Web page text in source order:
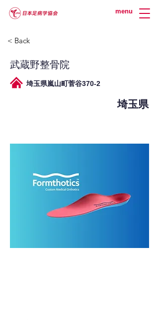
menu
< Back
武蔵野整骨院
埼玉県嵐山町菅谷370-2
埼玉県